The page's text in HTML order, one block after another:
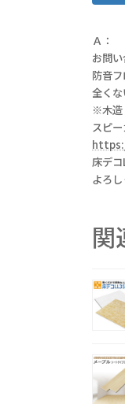
Ａ：
お問い
防音
全くな
※木造
スピ
床デ
よろ
関